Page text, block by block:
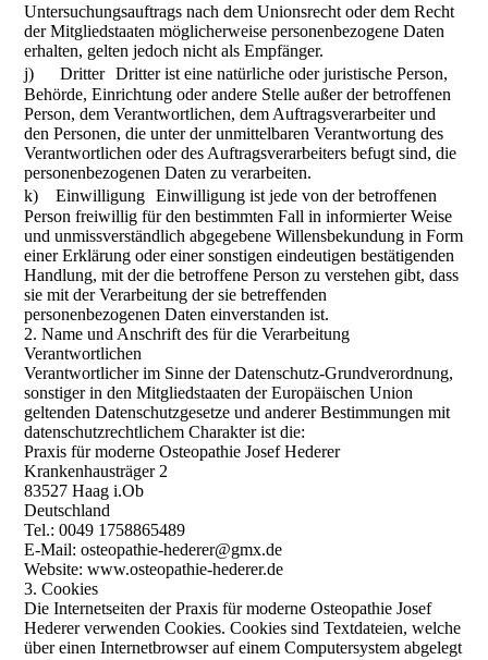
Untersuchungsauftrags nach dem Unionsrecht oder dem Recht
der Mitgliedstaaten möglicherweise personenbezogene Daten
erhalten, gelten jedoch nicht als Empfänger.
j) Dritter Dritter ist eine natürliche oder juristische Person,
Behörde, Einrichtung oder andere Stelle außer der betroffenen
Person, dem Verantwortlichen, dem Auftragsverarbeiter und
den Personen, die unter der unmittelbaren Verantwortung des
Verantwortlichen oder des Auftragsverarbeiters befugt sind, die
personenbezogenen Daten zu verarbeiten.
k) Einwilligung Einwilligung ist jede von der betroffenen
Person freiwillig für den bestimmten Fall in informierter Weise
und unmissverständlich abgegebene Willensbekundung in Form
einer Erklärung oder einer sonstigen eindeutigen bestätigenden
Handlung, mit der die betroffene Person zu verstehen gibt, dass
sie mit der Verarbeitung der sie betreffenden
personenbezogenen Daten einverstanden ist.
2. Name und Anschrift des für die Verarbeitung
Verantwortlichen
Verantwortlicher im Sinne der Datenschutz-Grundverordnung,
sonstiger in den Mitgliedstaaten der Europäischen Union
geltenden Datenschutzgesetze und anderer Bestimmungen mit
datenschutzrechtlichem Charakter ist die:
Praxis für moderne Osteopathie Josef Hederer
Krankenhausträger 2
83527 Haag i.Ob
Deutschland
Tel.: 0049 1758865489
E-Mail: osteopathie-hederer@gmx.de
Website: www.osteopathie-hederer.de
3. Cookies
Die Internetseiten der Praxis für moderne Osteopathie Josef
Hederer verwenden Cookies. Cookies sind Textdateien, welche
über einen Internetbrowser auf einem Computersystem abgelegt